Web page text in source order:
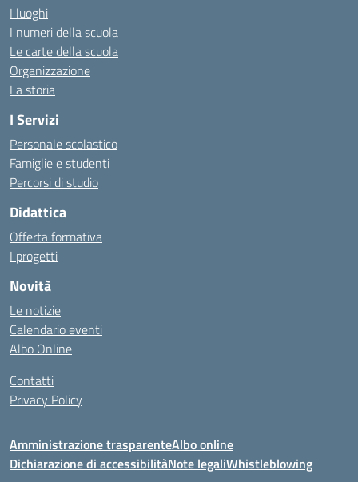
I luoghi
I numeri della scuola
Le carte della scuola
Organizzazione
La storia
I Servizi
Personale scolastico
Famiglie e studenti
Percorsi di studio
Didattica
Offerta formativa
I progetti
Novità
Le notizie
Calendario eventi
Albo Online
Contatti
Privacy Policy
Amministrazione trasparenteAlbo online
Dichiarazione di accessibilitàNote legaliWhistleblowing